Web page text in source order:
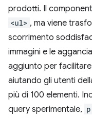
prodotti. Il
<ul> , ma viene
scorrimento
immagini e le
aggiunto per
aiutando gli utenti
più di 100 elementi.
query sperimentale,